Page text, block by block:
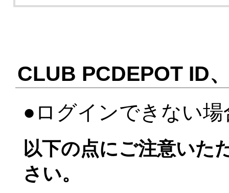
CLUB PCDEPOT ID
●ログインできない場
以下の点にご注意いた
さい。